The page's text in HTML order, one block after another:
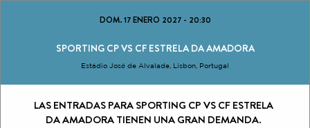
DOM. 17 ENERO 2027- 20:30
SPORTING CP VS CF ESTRELA DA AMADORA
Estádio José de Alvalade, Lisbon, Portugal
LAS ENTRADAS PARA SPORTING CP VS CF ESTRELA
DA AMADORA TIENEN UNA GRAN DEMANDA.